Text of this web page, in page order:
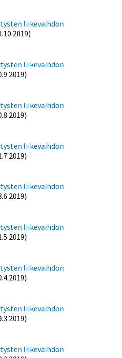
liikevaihdon
liikevaihdon
liikevaihdon
liikevaihdon
liikevaihdon
liikevaihdon
liikevaihdon
liikevaihdon
liikevaihdon